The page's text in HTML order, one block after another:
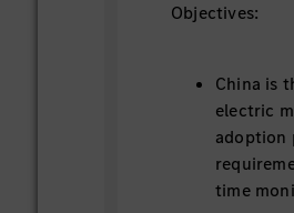
Objectives:
China is
electric
adoption
time